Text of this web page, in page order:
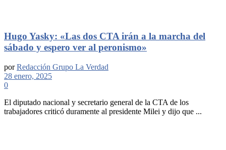
Hugo Yasky: «Las dos CTA irán a la marcha del
sábado y espero ver al peronismo»
por Redacción Grupo La Verdad
28 enero, 2025
0
El diputado nacional y secretario general de la CTA de los
trabajadores criticó duramente al presidente Milei y dijo que ...